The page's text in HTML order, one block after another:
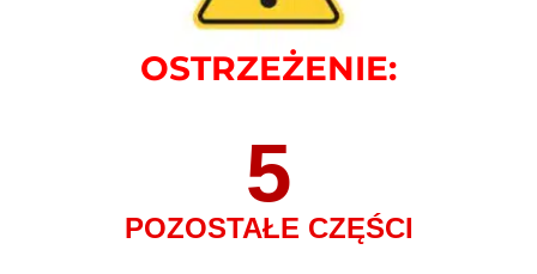
OSTRZEŻENIE:
POZOSTAŁE CZĘŚCI
5